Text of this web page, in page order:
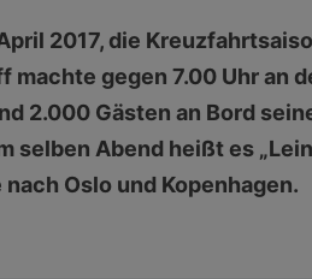
2017, die
gegen 7.00 Uhr an
2.000 Gästen an Bord
selben Abend heißt es
Oslo und Kopenhagen.